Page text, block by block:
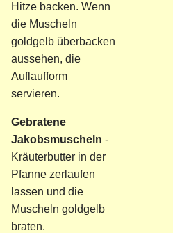
Hitze backen. Wenn
die Muscheln
goldgelb überbacken
aussehen, die
Auflaufform
servieren.
Gebratene
Jakobsmuscheln -
Kräuterbutter in der
Pfanne zerlaufen
lassen und die
Muscheln goldgelb
braten.